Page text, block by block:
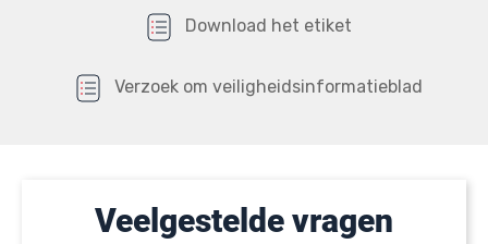
Download het etiket
Verzoek om veiligheidsinformatieblad
Veelgestelde vragen